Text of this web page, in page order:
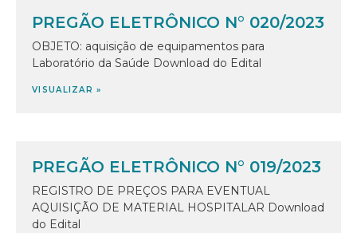
PREGÃO ELETRÔNICO N° 020/2023
OBJETO: aquisição de equipamentos para
Laboratório da Saúde Download do Edital
VISUALIZAR »
PREGÃO ELETRÔNICO N° 019/2023
REGISTRO DE PREÇOS PARA EVENTUAL
AQUISIÇÃO DE MATERIAL HOSPITALAR Download
do Edital